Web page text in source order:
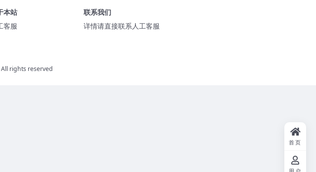
本站
客服
联系我们
详情请直接联系人工客服
rights reserved
首页